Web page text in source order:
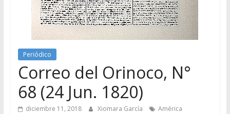
Periódico
Correo del Orinoco, N°
68 (24 Jun. 1820)
diciembre 11, 2018 Xiomara García
América